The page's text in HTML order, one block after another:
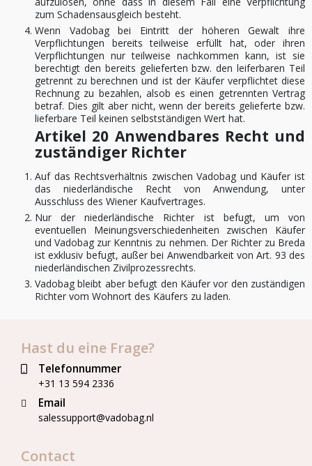
zum Schadensausgleich besteht.
Wenn Vadobag bei Eintritt der höheren Gewalt ihre
Verpflichtungen bereits teilweise erfüllt hat, oder ihren
Verpflichtungen nur teilweise nachkommen kann, ist sie
berechtigt den bereits gelieferten bzw. den leiferbaren Teil
getrennt zu berechnen und ist der Käufer verpflichtet diese
Rechnung zu bezahlen, alsob es einen getrennten Vertrag
betraf. Dies gilt aber nicht, wenn der bereits gelieferte bzw.
lieferbare Teil keinen selbstständigen Wert hat.
Artikel 20 Anwendbares Recht und
zuständiger Richter
Auf das Rechtsverhältnis zwischen Vadobag und Käufer ist
das niederländische Recht von Anwendung, unter
Ausschluss des Wiener Kaufvertrages.
Nur der niederländische Richter ist befugt, um von
eventuellen Meinungsverschiedenheiten zwischen Käufer
und Vadobag zur Kenntnis zu nehmen. Der Richter zu Breda
ist exklusiv befugt, außer bei Anwendbarkeit von Art. 93 des
niederländischen Zivilprozessrechts.
Vadobag bleibt aber befugt den Käufer vor den zuständigen
Richter vom Wohnort des Käufers zu laden.
Hast du eine Frage?
Telefonnummer
+31 13 594 2336
Email
salessupport@vadobag.nl
Contact